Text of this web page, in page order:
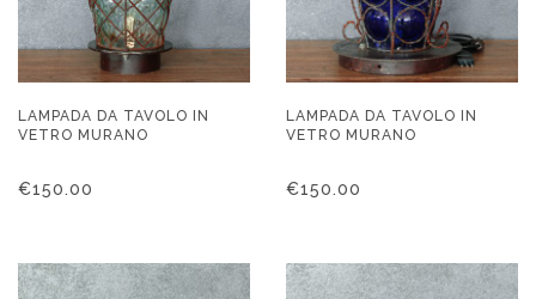
LAMPADA DA TAVOLO IN
VETRO MURANO
€150.00
LAMPADA DA TAVOLO IN
VETRO MURANO
€150.00